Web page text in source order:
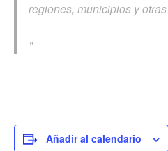
regiones, municipios y
Añadir al calendario